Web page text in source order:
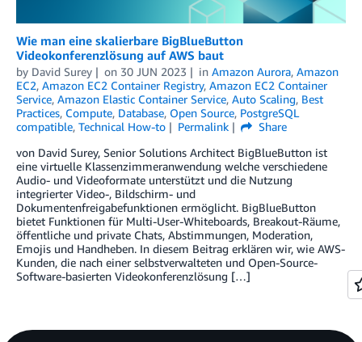
Wie man eine skalierbare BigBlueButton
Videokonferenzlösung auf AWS baut
by David Surey on 30 JUN 2023 in Amazon Aurora, Amazon
EC2, Amazon EC2 Container Registry, Amazon EC2 Container
Service, Amazon Elastic Container Service, Auto Scaling, Best
Practices, Compute, Database, Open Source, PostgreSQL
compatible, Technical How-to Permalink
Share
von David Surey, Senior Solutions Architect BigBlueButton ist
eine virtuelle Klassenzimmeranwendung welche verschiedene
Audio- und Videoformate unterstützt und die Nutzung
integrierter Video-, Bildschirm- und
Dokumentenfreigabefunktionen ermöglicht. BigBlueButton
bietet Funktionen für Multi-User-Whiteboards, Breakout-Räume,
öffentliche und private Chats, Abstimmungen, Moderation,
Emojis und Handheben. In diesem Beitrag erklären wir, wie AWS-
Kunden, die nach einer selbstverwalteten und Open-Source-
Software-basierten Videokonferenzlösung […]